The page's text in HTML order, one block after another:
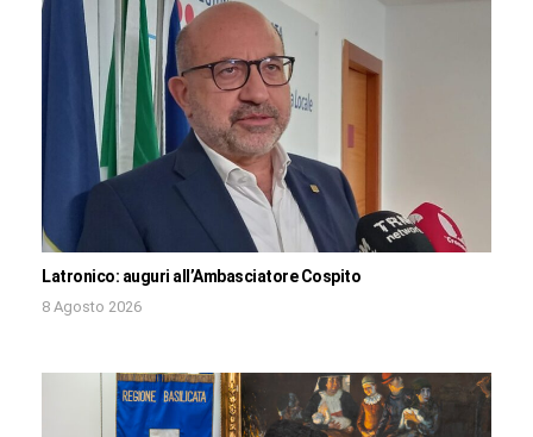
Latronico: auguri all’Ambasciatore Cospito
8 Agosto 2026